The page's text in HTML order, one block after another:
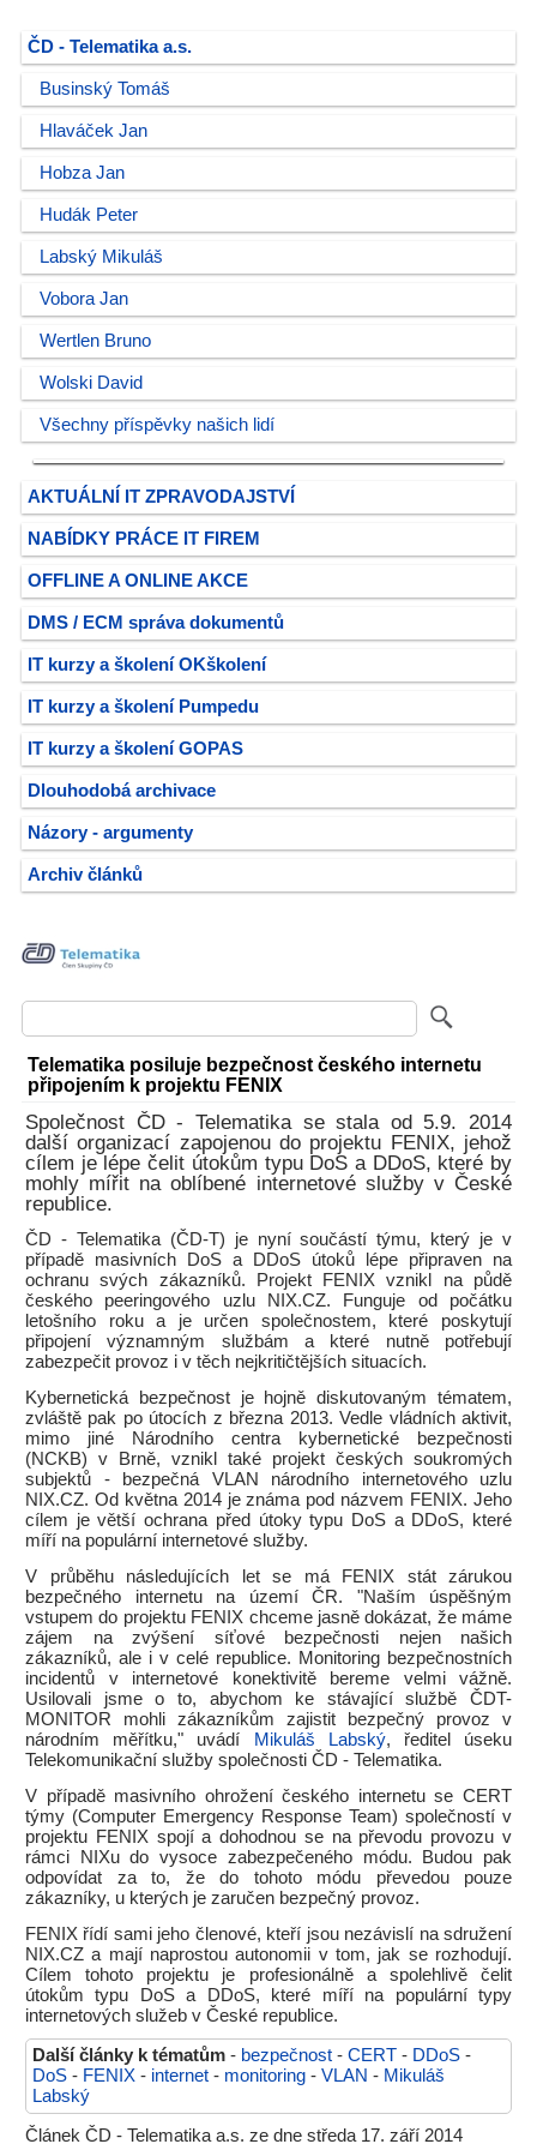
ČD - Telematika a.s.
Businský Tomáš
Hlaváček Jan
Hobza Jan
Hudák Peter
Labský Mikuláš
Vobora Jan
Wertlen Bruno
Wolski David
Všechny příspěvky našich lidí
AKTUÁLNÍ IT ZPRAVODAJSTVÍ
NABÍDKY PRÁCE IT FIREM
OFFLINE A ONLINE AKCE
DMS / ECM správa dokumentů
IT kurzy a školení OKškolení
IT kurzy a školení Pumpedu
IT kurzy a školení GOPAS
Dlouhodobá archivace
Názory - argumenty
Archiv článků
Telematika posiluje bezpečnost českého internetu
připojením k projektu FENIX
Společnost ČD - Telematika se stala od 5.9. 2014
další organizací zapojenou do projektu FENIX, jehož
cílem je lépe čelit útokům typu DoS a DDoS, které by
mohly mířit na oblíbené internetové služby v České
republice.
ČD - Telematika (ČD-T) je nyní součástí týmu, který je v
případě masivních DoS a DDoS útoků lépe připraven na
ochranu svých zákazníků. Projekt FENIX vznikl na půdě
českého peeringového uzlu NIX.CZ. Funguje od počátku
letošního roku a je určen společnostem, které poskytují
připojení významným službám a které nutně potřebují
zabezpečit provoz i v těch nejkritičtějších situacích.
Kybernetická bezpečnost je hojně diskutovaným tématem,
zvláště pak po útocích z března 2013. Vedle vládních aktivit,
mimo jiné Národního centra kybernetické bezpečnosti
(NCKB) v Brně, vznikl také projekt českých soukromých
subjektů - bezpečná VLAN národního internetového uzlu
NIX.CZ. Od května 2014 je známa pod názvem FENIX. Jeho
cílem je větší ochrana před útoky typu DoS a DDoS, které
míří na populární internetové služby.
V průběhu následujících let se má FENIX stát zárukou
bezpečného internetu na území ČR. "Naším úspěšným
vstupem do projektu FENIX chceme jasně dokázat, že máme
zájem na zvýšení síťové bezpečnosti nejen našich
zákazníků, ale i v celé republice. Monitoring bezpečnostních
incidentů v internetové konektivitě bereme velmi vážně.
Usilovali jsme o to, abychom ke stávající službě ČDT-
MONITOR mohli zákazníkům zajistit bezpečný provoz v
národním měřítku," uvádí
Mikuláš Labský, ředitel úseku
Telekomunikační služby společnosti ČD - Telematika.
V případě masivního ohrožení českého internetu se CERT
týmy (Computer Emergency Response Team) společností v
projektu FENIX spojí a dohodnou se na převodu provozu v
rámci NIXu do vysoce zabezpečeného módu. Budou pak
odpovídat za to, že do tohoto módu převedou pouze
zákazníky, u kterých je zaručen bezpečný provoz.
FENIX řídí sami jeho členové, kteří jsou nezávislí na sdružení
NIX.CZ a mají naprostou autonomii v tom, jak se rozhodují.
Cílem tohoto projektu je profesionálně a spolehlivě čelit
útokům typu DoS a DDoS, které míří na populární typy
internetových služeb v České republice.
Další články k tématům - bezpečnost - CERT - DDoS -
DoS - FENIX - internet - monitoring - VLAN - Mikuláš
Labský
Článek ČD - Telematika a.s. ze dne středa 17. září 2014